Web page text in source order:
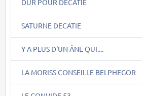
DUR POUR DECATIE
SATURNE DECATIE
Y A PLUS D'UN ÂNE QUI....
LA MORISS CONSEILLE BELPHEGOR